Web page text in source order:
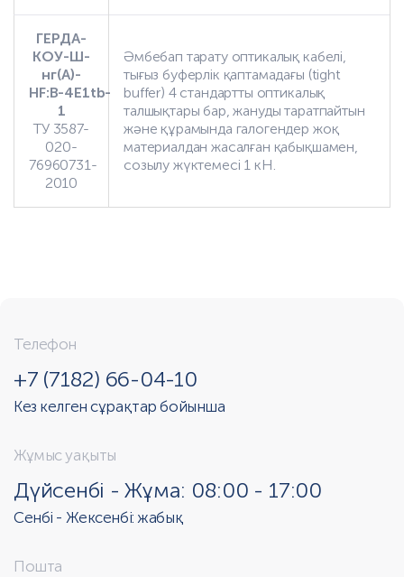
ГЕРДА-
КОУ-Ш-
нг(А)-
HF:В-4Е1tb-
1
ТУ 3587-
020-
76960731-
2010
Әмбебап тарату оптикалық кабелі,
тығыз буферлік қаптамадағы (tight
buffer) 4 стандартты оптикалық
талшықтары бар, жануды таратпайтын
және құрамында галогендер жоқ
материалдан жасалған қабықшамен,
созылу жүктемесі 1 кН.
Телефон
+7 (7182) 66-04-10
Кез келген сұрақтар бойынша
Жұмыс уақыты
Дүйсенбі - Жұма: 08:00 - 17:00
Сенбі - Жексенбі: жабық
Пошта